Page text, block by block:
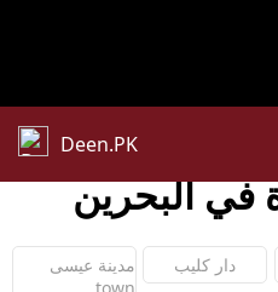
Deen.PK
البحرین
دار کلیب
مدينة عيسى